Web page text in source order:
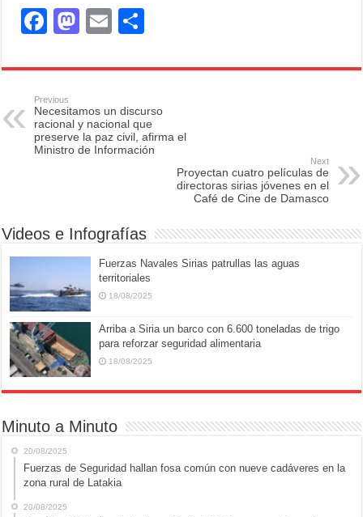
F
c
e
b
o
M
st
d
o
E
ail ar
Previous
Necesitamos un discurso
racional y nacional que
preserve la paz civil, afirma el
Ministro de Información
Next
Proyectan cuatro películas de
directoras sirias jóvenes en el
Café de Cine de Damasco
Videos e Infografías
Fuerzas Navales Sirias patrullas las aguas
territoriales
18/08/2025
Arriba a Siria un barco con 6.600 toneladas de trigo
para reforzar seguridad alimentaria
18/08/2025
Minuto a Minuto
20/08/2025
Fuerzas de Seguridad hallan fosa común con nueve cadáveres en la
zona rural de Latakia
20/08/2025